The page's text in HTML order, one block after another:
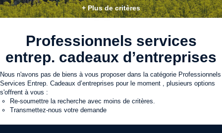
+ Plus de critères
Professionnels services
entrep. cadeaux d’entreprises
Nous n'avons pas de biens à vous proposer dans la catégorie Professionnels
Services Entrep. Cadeaux d’entreprises pour le moment , plusieurs options
s'offrent à vous :
Re-soumettre la recherche avec moins de critères.
Transmettez-nous votre demande